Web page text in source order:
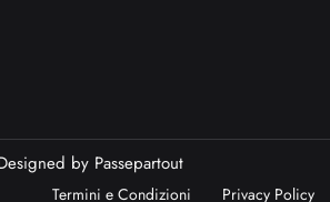
by Passepartout
Termini e Condizioni Privacy Policy